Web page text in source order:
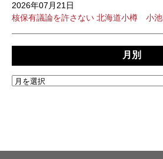
2026年07月21日
核保有議論を許さない 北海道小樽 小池
月別